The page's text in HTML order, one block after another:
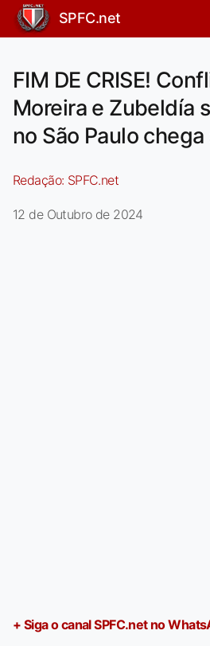
SPFC.net
FIM DE CRISE!
Moreira e Zubeldía
no São Paulo
Redação: SPFC.net
12 de Outubro de 2024
+ Siga o canal SPFC.net no